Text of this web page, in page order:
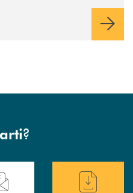
pensate per accompagnare
?
di assistenza immediata ?
Hai bisogno di